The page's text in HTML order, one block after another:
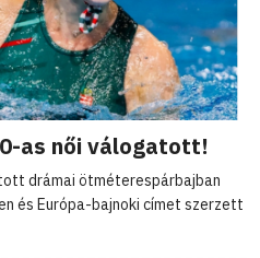
as női válogatott!
drámai ötméterespárbajban
és Európa-bajnoki címet szerzett